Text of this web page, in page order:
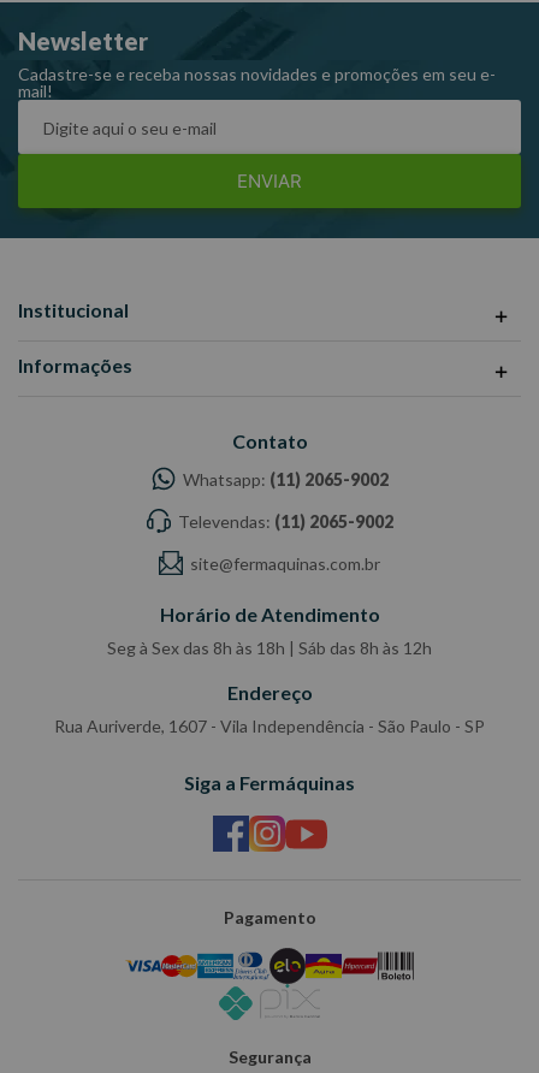
Newsletter
Cadastre-se e receba nossas novidades e promoções em seu e-
mail!
ENVIAR
Institucional
Informações
Contato
Whatsapp: (11) 2065-9002
Televendas: (11) 2065-9002
site@fermaquinas.com.br
Horário de Atendimento
Seg à Sex das 8h às 18h | Sáb das 8h às 12h
Endereço
Rua Auriverde, 1607 - Vila Independência - São Paulo - SP
Siga a Fermáquinas
Pagamento
Segurança